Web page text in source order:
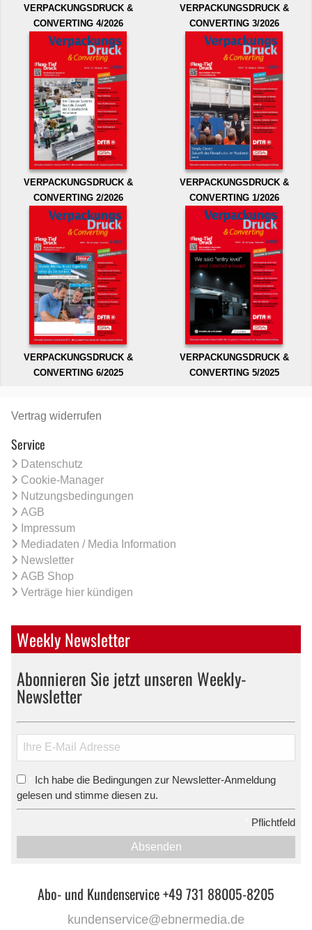
VERPACKUNGSDRUCK &
CONVERTING 4/2026
VERPACKUNGSDRUCK &
CONVERTING 3/2026
VERPACKUNGSDRUCK &
CONVERTING 2/2026
VERPACKUNGSDRUCK &
CONVERTING 1/2026
VERPACKUNGSDRUCK &
CONVERTING 6/2025
VERPACKUNGSDRUCK &
CONVERTING 5/2025
Vertrag widerrufen
Service
Datenschutz
Cookie-Manager
Nutzungsbedingungen
AGB
Impressum
Mediadaten / Media Information
Newsletter
AGB Shop
Verträge hier kündigen
Weekly Newsletter
Abonnieren Sie jetzt unseren Weekly-
Newsletter
Ich habe die Bedingungen zur Newsletter-Anmeldung
gelesen und stimme diesen zu.
Pflichtfeld
Absenden
Abo- und Kundenservice +49 731 88005-8205
kundenservice@ebnermedia.de